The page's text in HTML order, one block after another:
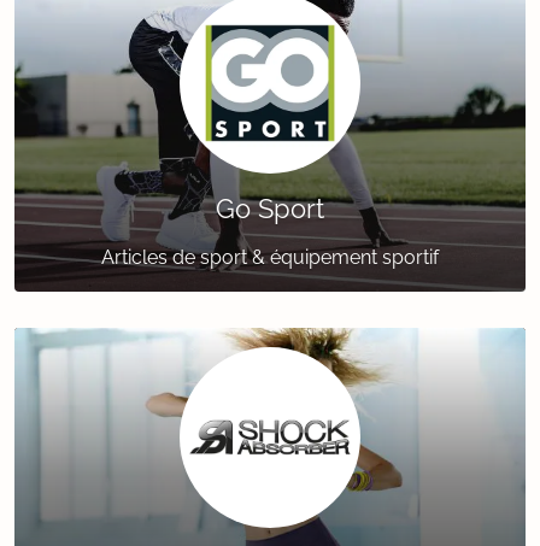
Go Sport
Articles de sport & équipement sportif